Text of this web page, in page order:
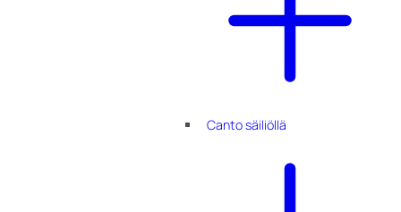
Canto säiliöllä